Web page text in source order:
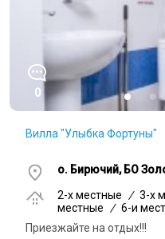
0
Вилла "Улыбка Фортуны"
о. Бирючий, БО
2-x местные / 3-x
местные / 6-и
Приезжайте на отдых!!!